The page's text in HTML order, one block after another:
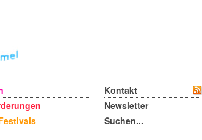
Kontakt
Newsletter